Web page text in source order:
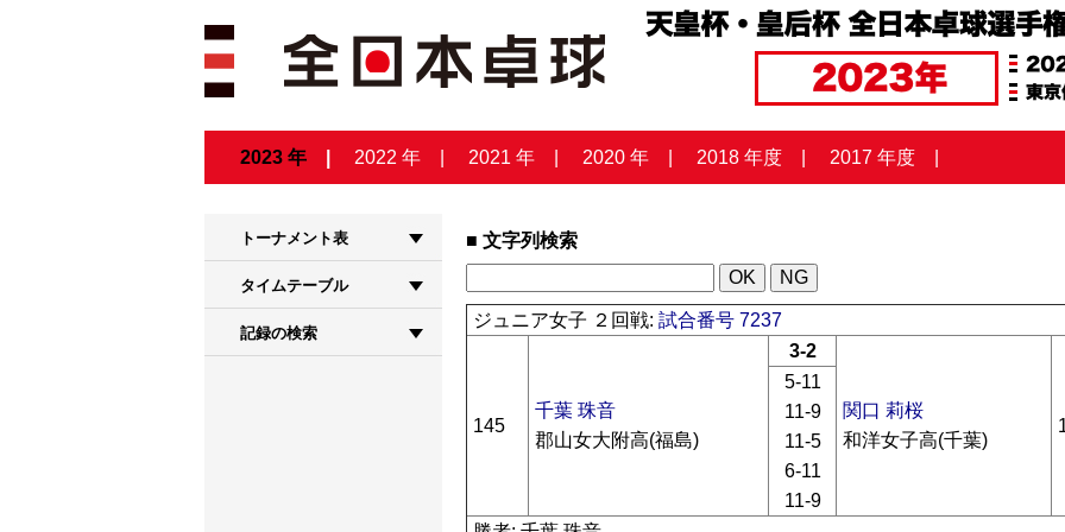
2023 年 2022 年 2021 年 2020 年 2018 年度 2017 年度
トーナメント表
タイムテーブル
記録の検索
文字列検索
ジュニア女子 ２回戦:試合番号 7237
145
千葉 珠音
郡山女大附高(福島)
3-2
関口 莉桜
和洋女子高(千葉)
5-11
11-9
11-5
6-11
11-9